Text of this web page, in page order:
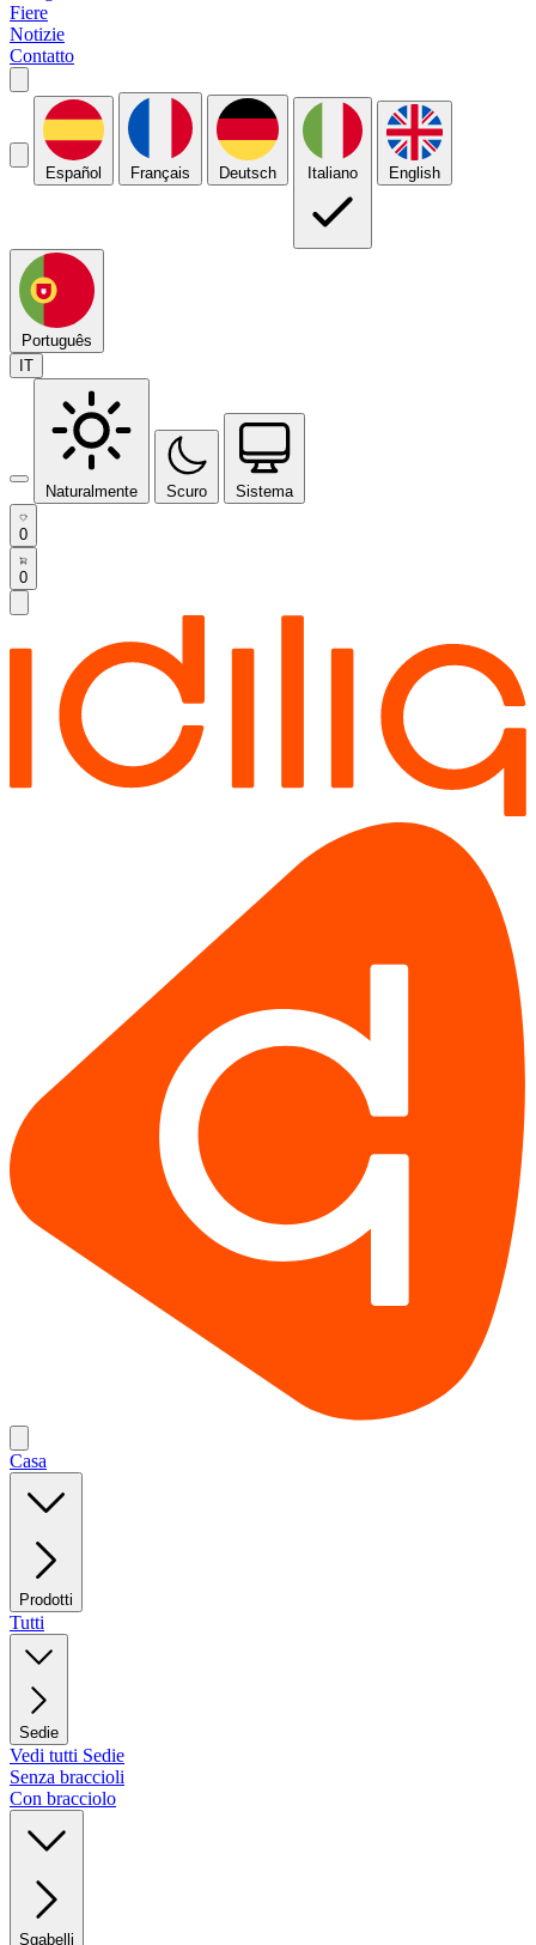
Fiere
Notizie
Contatto
Español Français Deutsch Italiano English
Português
IT
Naturalmente Scuro Sistema
0
0
Casa
Prodotti
Tutti
Sedie
Vedi tutti Sedie
Senza braccioli
Con bracciolo
Sgabelli